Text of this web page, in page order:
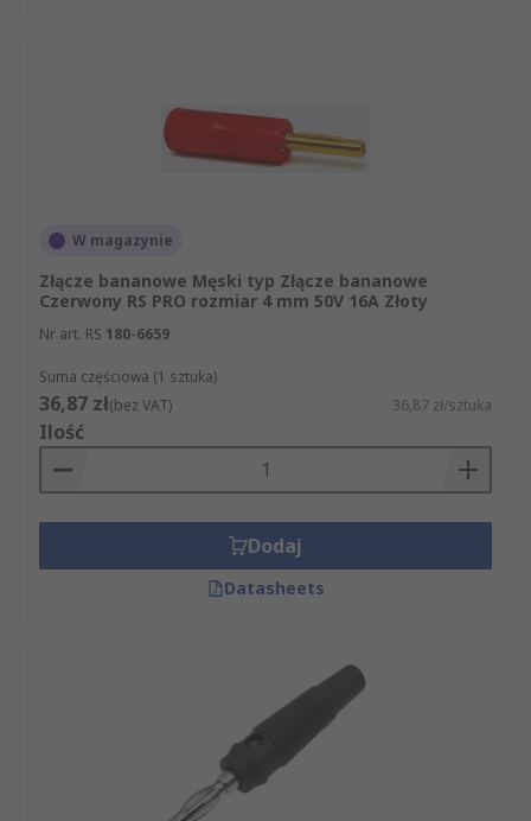
W magazynie
Złącze bananowe Męski typ Złącze bananowe
Czerwony RS PRO rozmiar 4 mm 50V 16A Złoty
Nr art. RS 180-6659
Suma częściowa (1 sztuka)
36,87 zł(bez VAT) 36,87 zł/sztuka
Ilość
Dodaj
Datasheets